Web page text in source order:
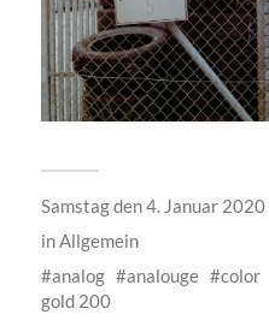
Samstag den 4. Januar 2020
inAllgemein
analog
analouge color
gold 200